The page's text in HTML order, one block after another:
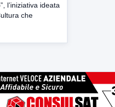
l’iniziativa ideata
che